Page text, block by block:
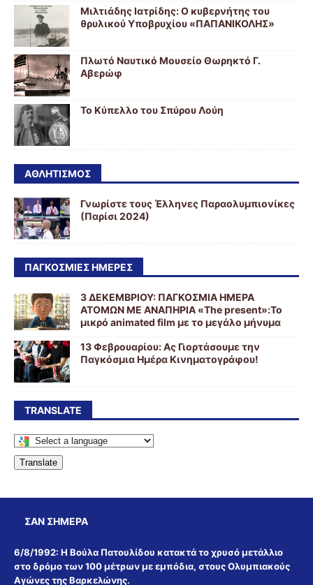
Μιλτιάδης Ιατρίδης: Ο κυβερνήτης του
θρυλικού Υποβρυχίου «ΠΑΠΑΝΙΚΟΛΗΣ»
Πλωτό Ναυτικό Μουσείο Θωρηκτό Γ.
Αβερώφ
Το Κύπελλο του Σπύρου Λούη
ΑΘΛΗΤΙΣΜΟΣ
Γνωρίστε τους Έλληνες Παραολυμπιονίκες
(Παρίσι 2024)
ΠΑΓΚΟΣΜΙΕΣ ΗΜΕΡΕΣ
3 ΔΕΚΕΜΒΡΙΟΥ: ΠΑΓΚΟΣΜΙΑ ΗΜΕΡΑ
ΑΤΟΜΩΝ ΜΕ ΑΝΑΠΗΡΙΑ «The present»:Το
μικρό animated film με το μεγάλο μήνυμα
13 Φεβρουαρίου: Ας Γιορτάσουμε την
Παγκόσμια Ημέρα Κινηματογράφου!
TRANSLATE
Translate
ΣΑΝ ΣΉΜΕΡΑ
6/8/1992: Η Βούλα Πατουλίδου κατακτά το χρυσό μετάλλιο
στο δρόμο των 100 μέτρων με εμπόδια, στους Ολυμπιακούς
Αγώνες της Βαρκελώνης.